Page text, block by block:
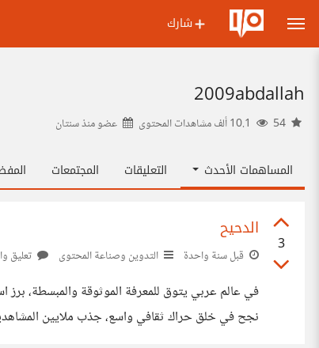
شارك
2009abdallah
عضو منذسنتان
المساهمات الأحدث التعليقات المجتمعات
3
الدحيح
قبل سنة واحدة التدوين وصناعة المحتوى تعليق
في عالم عربي يتوق للمعرفة الموثوقة والمبسطة،
نجح في خلق حراك ثقافي واسع، جذب ملايين